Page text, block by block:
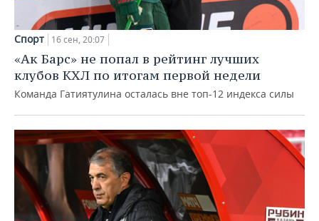
Спорт 16 сен, 20:07
«Ак Барс» не попал в рейтинг лучших
клубов КХЛ по итогам первой недели
Команда Гатиятулина осталась вне топ-12 индекса силы